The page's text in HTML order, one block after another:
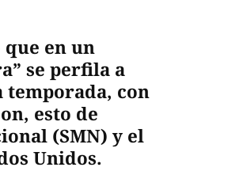
en un
se perfila a
con
esto de
(SMN) y el
Unidos.